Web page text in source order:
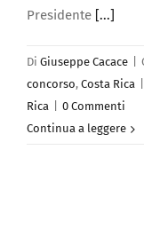
Presidente [...]
Di Giuseppe Cacace
concorso, Costa Rica
Rica
0 Commenti
Continua a leggere